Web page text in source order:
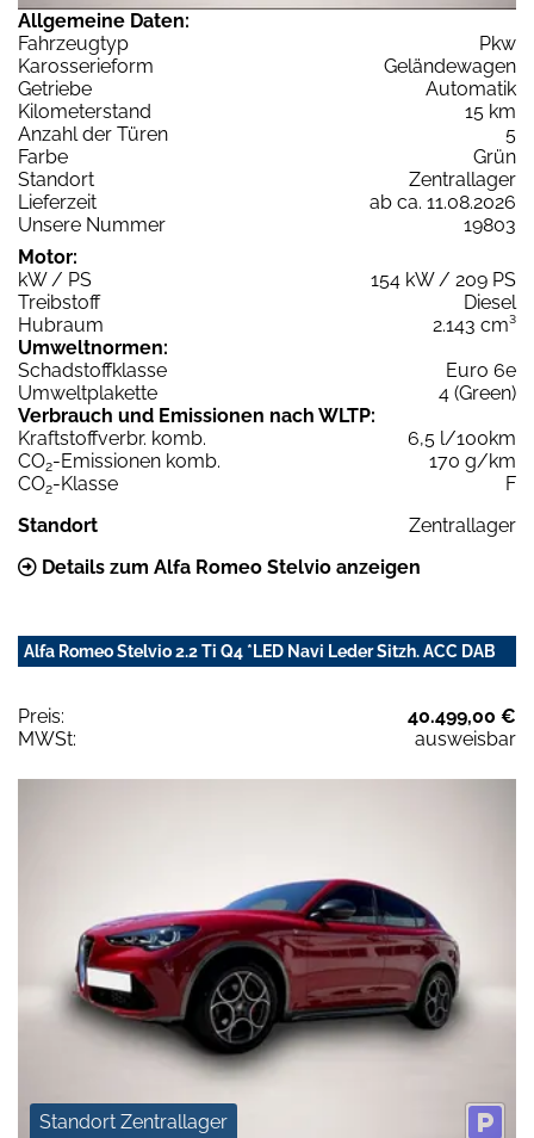
Allgemeine Daten:
Fahrzeugtyp
Pkw
Karosserieform
Geländewagen
Getriebe
Automatik
Kilometerstand
15 km
Anzahl der Türen
5
Farbe
Grün
Standort
Zentrallager
Lieferzeit
ab ca. 11.08.2026
Unsere Nummer
19803
Motor:
kW / PS
154 kW / 209 PS
Treibstoff
Diesel
Hubraum
2.143 cm³
Umweltnormen:
Schadstoffklasse
Euro 6e
Umweltplakette
4 (Green)
Verbrauch und Emissionen nach WLTP:
Kraftstoffverbr. komb.
6,5 l/100km
CO2-Emissionen komb.
170 g/km
CO2-Klasse
F
Standort
Zentrallager
Details zum Alfa Romeo Stelvio anzeigen
Alfa Romeo Stelvio 2.2 Ti Q4 *LED Navi Leder Sitzh. ACC DAB
Preis:
40.499,00 €
MWSt:
ausweisbar
Standort Zentrallager